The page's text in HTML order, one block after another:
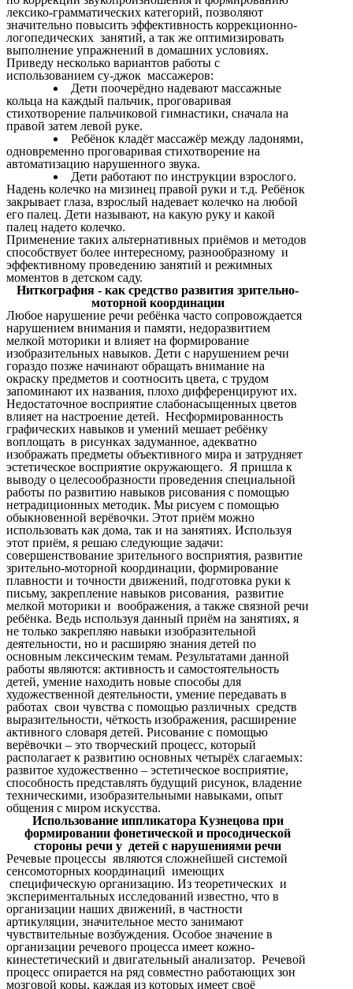
лексико-грамматических категорий, позволяют
значительно повысить эффективность коррекционно-
логопедических занятий, а так же оптимизировать
выполнение упражнений в домашних условиях.
Приведу несколько вариантов работы с
использованием су-джок массажеров:
Дети поочерёдно надевают массажные
кольца на каждый пальчик, проговаривая
стихотворение пальчиковой гимнастики, сначала на
правой затем левой руке.
Ребёнок кладёт массажёр между ладонями,
одновременно проговаривая стихотворение на
автоматизацию нарушенного звука.
Дети работают по инструкции взрослого.
Надень колечко на мизинец правой руки и т.д. Ребёнок
закрывает глаза, взрослый надевает колечко на любой
его палец. Дети называют, на какую руку и какой
палец надето колечко.
Применение таких альтернативных приёмов и методов
способствует более интересному, разнообразному и
эффективному проведению занятий и режимных
моментов в детском саду.
Ниткография - как средство развития зрительно-
моторной координации
Любое нарушение речи ребёнка часто сопровождается
нарушением внимания и памяти, недоразвитием
мелкой моторики и влияет на формирование
изобразительных навыков. Дети с нарушением речи
гораздо позже начинают обращать внимание на
окраску предметов и соотносить цвета, с трудом
запоминают их названия, плохо дифференцируют их.
Недостаточное восприятие слабонасыщенных цветов
влияет на настроение детей. Несформированность
графических навыков и умений мешает ребёнку
воплощать в рисунках задуманное, адекватно
изображать предметы объективного мира и затрудняет
эстетическое восприятие окружающего. Я пришла к
выводу о целесообразности проведения специальной
работы по развитию навыков рисования с помощью
нетрадиционных методик. Мы рисуем с помощью
обыкновенной верёвочки. Этот приём можно
использовать как дома, так и на занятиях. Используя
этот приём, я решаю следующие задачи:
совершенствование зрительного восприятия, развитие
зрительно-моторной координации, формирование
плавности и точности движений, подготовка руки к
письму, закрепление навыков рисования, развитие
мелкой моторики и воображения, а также связной речи
ребёнка. Ведь используя данный приём на занятиях, я
не только закрепляю навыки изобразительной
деятельности, но и расширяю знания детей по
основным лексическим темам. Результатами данной
работы являются: активность и самостоятельность
детей, умение находить новые способы для
художественной деятельности, умение передавать в
работах свои чувства с помощью различных средств
выразительности, чёткость изображения, расширение
активного словаря детей. Рисование с помощью
верёвочки – это творческий процесс, который
располагает к развитию основных четырёх слагаемых:
развитое художественно – эстетическое восприятие,
способность представлять будущий рисунок, владение
техническими, изобразительными навыками, опыт
общения с миром искусства.
Использование иппликатора Кузнецова при
формировании фонетической и просодической
стороны речи у детей с нарушениями речи
Речевые процессы являются сложнейшей системой
сенсомоторных координаций имеющих
специфическую организацию. Из теоретических и
экспериментальных исследований известно, что в
организации наших движений, в частности
артикуляции, значительное место занимают
чувствительные возбуждения. Особое значение в
организации речевого процесса имеет кожно-
кинестетический и двигательный анализатор. Речевой
процесс опирается на ряд совместно работающих зон
мозговой коры, каждая из которых имеет своё